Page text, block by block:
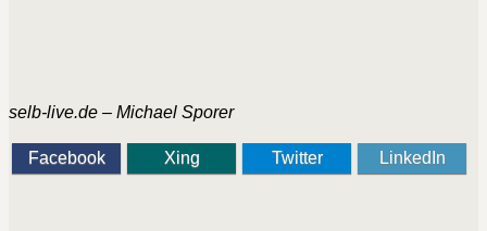
selb-live.de – Michael Sporer
Facebook Xing Twitter LinkedIn